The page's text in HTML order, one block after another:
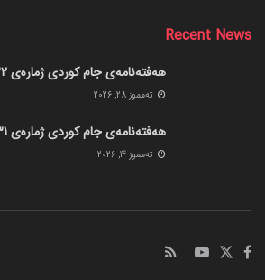
Recent News
هەفتەنامەی جام کوردی ژمارەی 432
ته‌مموز 28, 2026
هەفتەنامەی جام کوردی ژمارەی 431
ته‌مموز 14, 2026